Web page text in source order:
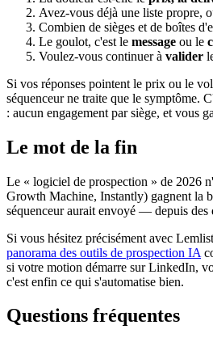
Avez-vous déjà une liste propre,
Combien de sièges et de boîtes
Le goulot, c'est le message ou le
Voulez-vous continuer à valider
Si vos réponses pointent le prix ou le
séquenceur ne traite que le symptôme.
: aucun engagement par siège, et vous
Le mot de la fin
Le « logiciel de prospection » de 2026
Growth Machine, Instantly) gagnent la
séquenceur aurait envoyé — depuis
Si vous hésitez précisément avec
panorama des outils de prospection IA
si votre motion démarre sur LinkedIn,
c'est enfin ce qui s'automatise bien.
Questions fréquentes